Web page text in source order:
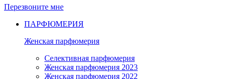
Перезвоните мне
ПАРФЮМЕРИЯ
Женская парфюмерия
Селективная парфюмерия
Женская парфюмерия 2023
Женская парфюмерия 2022